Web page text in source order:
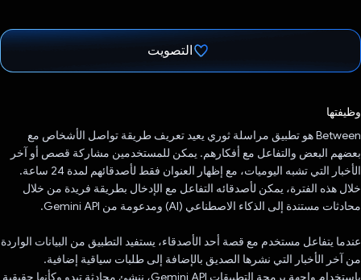
التصويت
وظيفتها
‫Between هو تطبيق مراسلة ثوري يعيد تعريف طريقة تواصل الأشخاص مع
بعضهم البعض والتفاعل مع أفكارهم. يمكن للمستخدمين مشاركة قصص أو آخر
الأخبار التي تشبه اليوميات، مع إظهار العنوان فقط لأصدقائهم لمدة 24 ساعة.
خلال هذه الفترة، يمكن لأصدقائه التفاعل مع الإدخال بطريقة فريدة من خلال
محادثات مستندة إلى الذكاء الاصطناعي (AI) ومدعومة من Gemini API.
عندما يتفاعل مستخدم مع قصة أحد الأصدقاء، يستفيد التطبيق من البيانات الواردة
من آخر الأخبار التي نشرها الصديق بالإضافة إلى طلبات سياقية إضافية.
باستخدام واجهة برمجة التطبيقات Gemini API، ننشئ محادثة تبدو وكأنها حقيقية